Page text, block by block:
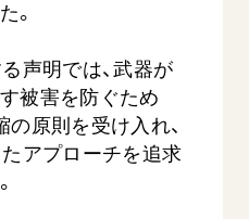
命』要旨
。
る声明では、武器が
被害を防ぐため
の原則を受け入れ、
たアプローチを追求